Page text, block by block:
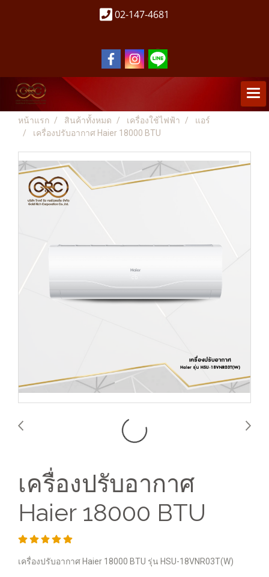
02-147-4681
หน้าแรก สินค้าทั้งหมด เครื่องใช้ไฟฟ้า
แอร์
เครื่องปรับอากาศ Haier 18000 BTU
เครื่องปรับอากาศ
Haier 18000 BTU
เครื่องปรับอากาศ Haier 18000 BTU รุ่น HSU-18VNR03T(W)